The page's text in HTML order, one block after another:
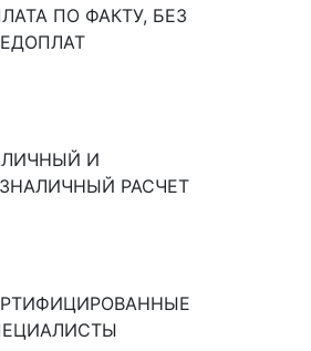
ПО ФАКТУ, БЕЗ
И
РАСЧЕТ